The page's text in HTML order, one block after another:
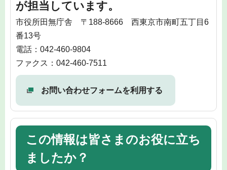
が担当しています。
市役所田無庁舎 〒188-8666 西東京市南町五丁目6
番13号
電話：042-460-9804
ファクス：042-460-7511
お問い合わせフォームを利用する
この情報は皆さまのお役に立ち
ましたか？